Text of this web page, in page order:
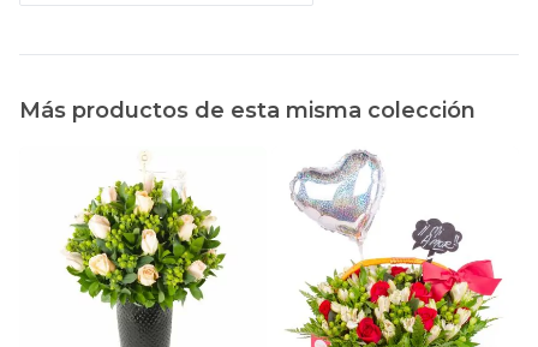
Más productos de esta misma colección